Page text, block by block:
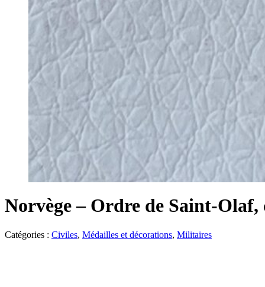
Norvège – Ordre de Saint-
Catégories : Civiles, Médailles et décorations, Militaires